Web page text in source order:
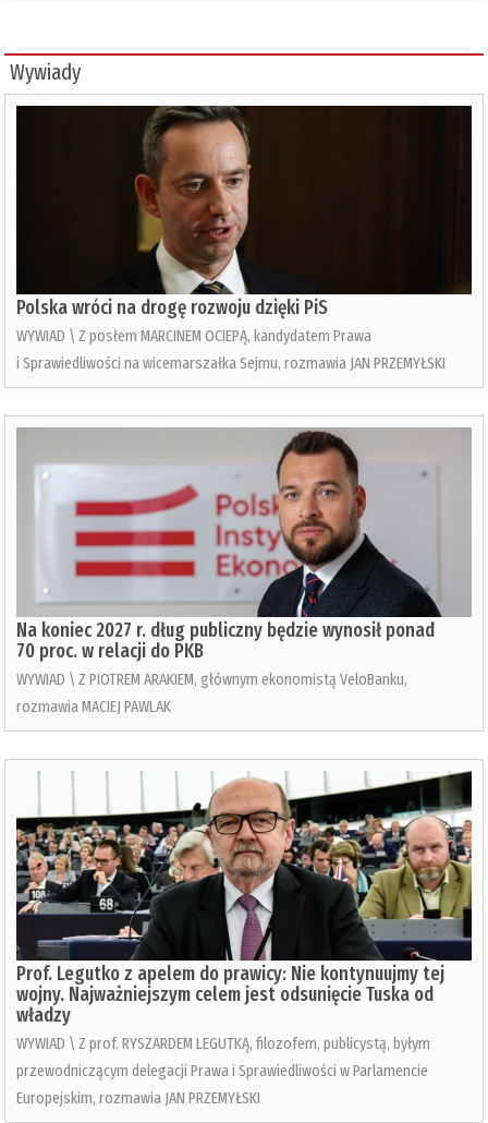
Wywiady
Polska wróci na drogę rozwoju dzięki PiS
WYWIAD \ Z posłem MARCINEM OCIEPĄ, kandydatem Prawa
i Sprawiedliwości na wicemarszałka Sejmu, rozmawia JAN PRZEMYŁSKI
Na koniec 2027 r. dług publiczny będzie wynosił ponad
70 proc. w relacji do PKB
WYWIAD \ Z PIOTREM ARAKIEM, głównym ekonomistą VeloBanku,
rozmawia MACIEJ PAWLAK
Prof. Legutko z apelem do prawicy: Nie kontynuujmy tej
wojny. Najważniejszym celem jest odsunięcie Tuska od
władzy
WYWIAD \ Z prof. RYSZARDEM LEGUTKĄ, filozofem, publicystą, byłym
przewodniczącym delegacji Prawa i Sprawiedliwości w Parlamencie
Europejskim, rozmawia JAN PRZEMYŁSKI